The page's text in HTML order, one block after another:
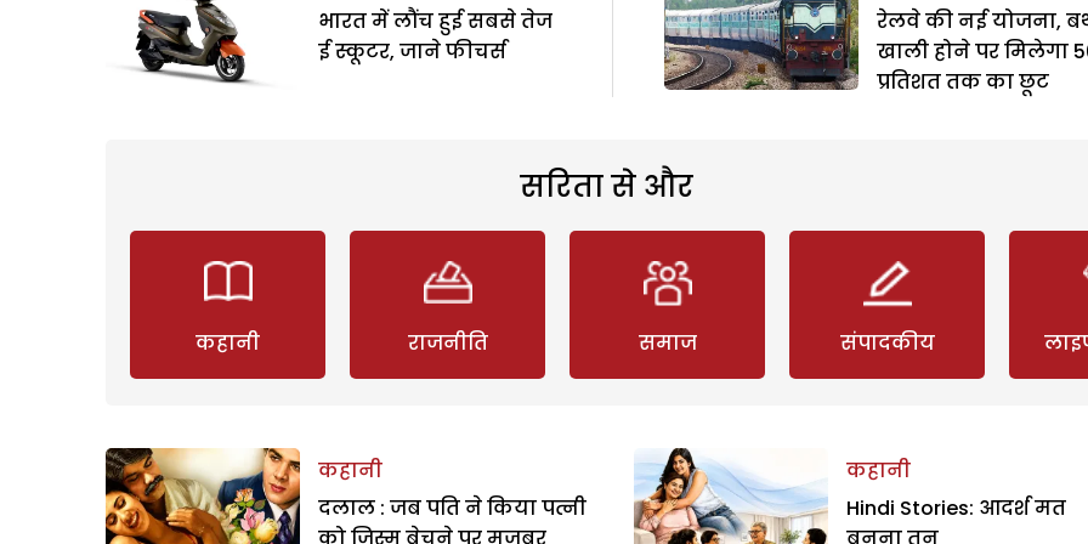
भारत में लौंच हुई सबसे तेज
ई स्कूटर, जाने फीचर्स
रेलवे की नई योजना,
खाली होने पर मिलेगा
प्रतिशत तक का छूट
सरिता से और
कहानी राजनीति समाज संपादकीय
कहानी
दलाल : जब पति ने किया पत्नी
को जिस्म बेचने पर मजबूर
कहानी
Hindi Stories: आदर्श मत
बनना तनु